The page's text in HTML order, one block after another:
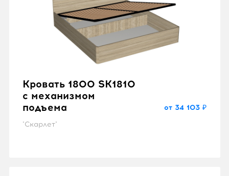
Кровать 1800 SK1810
с механизмом
подъема
"Скарлет"
от 34 103 ₽